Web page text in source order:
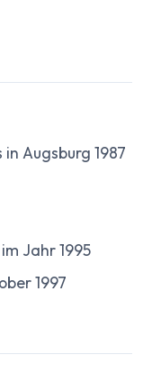
Augsburg 1987
Jahr 1995
1997